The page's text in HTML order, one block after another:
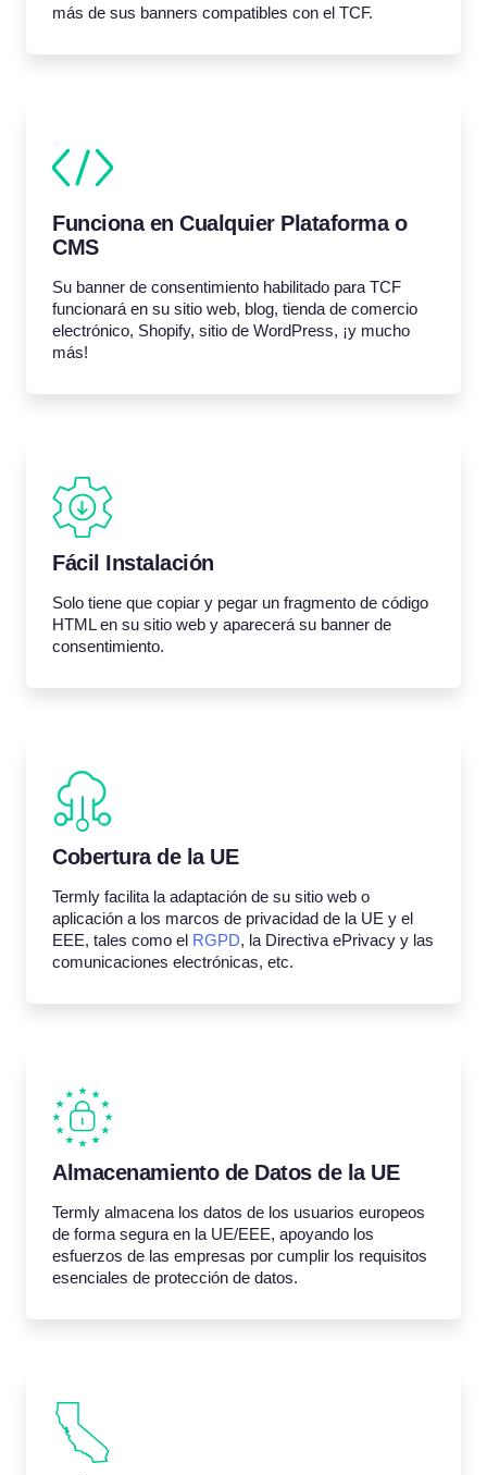
más de sus banners compatibles con el TCF.
Funciona en Cualquier Plataforma o
CMS
Su banner de consentimiento habilitado para TCF
funcionará en su sitio web, blog, tienda de comercio
electrónico, Shopify, sitio de WordPress, ¡y mucho
más!
Fácil Instalación
Solo tiene que copiar y pegar un fragmento de código
HTML en su sitio web y aparecerá su banner de
consentimiento.
Cobertura de la UE
Termly facilita la adaptación de su sitio web o
aplicación a los marcos de privacidad de la UE y el
EEE, tales como el RGPD, la Directiva ePrivacy y las
comunicaciones electrónicas, etc.
Almacenamiento de Datos de la UE
Termly almacena los datos de los usuarios europeos
de forma segura en la UE/EEE, apoyando los
esfuerzos de las empresas por cumplir los requisitos
esenciales de protección de datos.